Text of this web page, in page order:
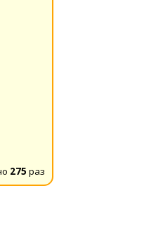
275 раз